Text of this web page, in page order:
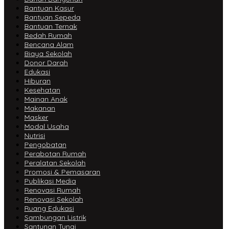
Bantuan Kasur
Bantuan Sepeda
Bantuan Ternak
Bedah Rumah
Bencana Alam
Biaya Sekolah
Donor Darah
Edukasi
Hiburan
Kesehatan
Mainan Anak
Makanan
Masker
Modal Usaha
Nutrisi
Pengobatan
Perabotan Rumah
Peralatan Sekolah
Promosi & Pemasaran
Publikasi Media
Renovasi Rumah
Renovasi Sekolah
Ruang Edukasi
Sambungan Listrik
Santunan Tunai